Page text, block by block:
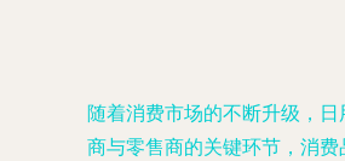
随着消费市场的不断升级，
商与零售商的关键环节，消